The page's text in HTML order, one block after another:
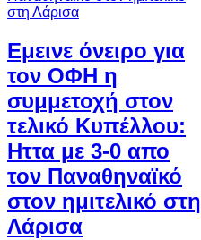
Εμεινε όνειρο για
τον ΟΦΗ η
συμμετοχή στον
τελικό Κυπέλλου:
Ηττα με 3-0 απο
τον Παναθηναϊκό
στον ημιτελικό στη
Λάρισα